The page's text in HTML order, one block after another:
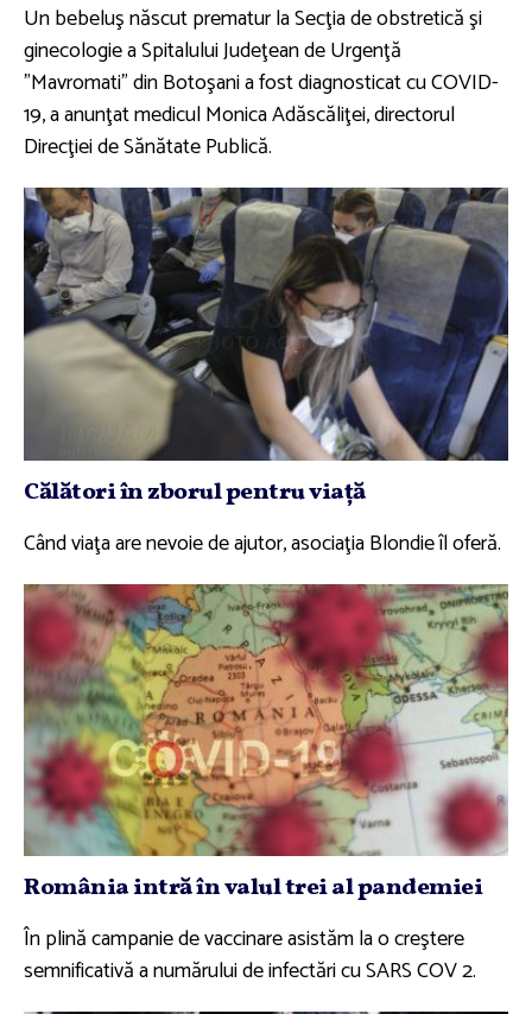
Un bebeluş născut prematur la Secţia de obstretică şi
ginecologie a Spitalului Judeţean de Urgenţă
"Mavromati" din Botoşani a fost diagnosticat cu COVID-
19, a anunţat medicul Monica Adăscăliţei, directorul
Direcţiei de Sănătate Publică.
Călători în zborul pentru viaţă
Când viaţa are nevoie de ajutor, asociaţia Blondie îl oferă.
România intră în valul trei al pandemiei
În plină campanie de vaccinare asistăm la o creştere
semnificativă a numărului de infectări cu SARS COV 2.